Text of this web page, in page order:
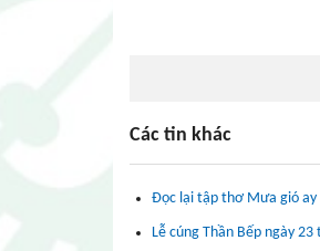
Các tin khác
Đọc lại tập thơ Mưa gió ay
Lễ cúng Thần Bếp ngày